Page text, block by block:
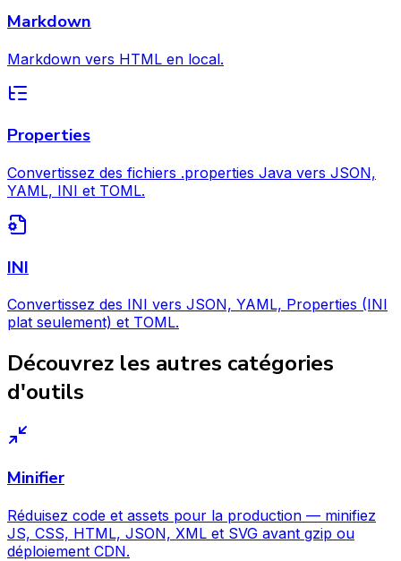
Markdown
Markdown vers HTML en local.
Properties
Convertissez des fichiers .properties Java vers JSON,
YAML, INI et TOML.
INI
Convertissez des INI vers JSON, YAML, Properties (INI
plat seulement) et TOML.
Découvrez les autres catégories
d'outils
Minifier
Réduisez code et assets pour la production — minifiez
JS, CSS, HTML, JSON, XML et SVG avant gzip ou
déploiement CDN.